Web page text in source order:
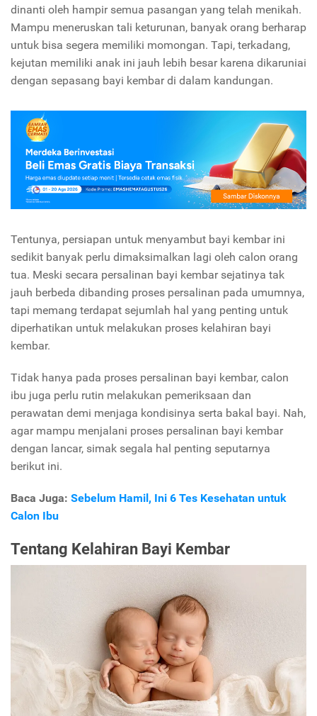
dinanti oleh hampir semua pasangan yang telah menikah.
Mampu meneruskan tali keturunan, banyak orang berharap
untuk bisa segera memiliki momongan. Tapi, terkadang,
kejutan memiliki anak ini jauh lebih besar karena dikaruniai
dengan sepasang bayi kembar di dalam kandungan.
Tentunya, persiapan untuk menyambut bayi kembar ini
sedikit banyak perlu dimaksimalkan lagi oleh calon orang
tua. Meski secara persalinan bayi kembar sejatinya tak
jauh berbeda dibanding proses persalinan pada umumnya,
tapi memang terdapat sejumlah hal yang penting untuk
diperhatikan untuk melakukan proses kelahiran bayi
kembar.
Tidak hanya pada proses persalinan bayi kembar, calon
ibu juga perlu rutin melakukan pemeriksaan dan
perawatan demi menjaga kondisinya serta bakal bayi. Nah,
agar mampu menjalani proses persalinan bayi kembar
dengan lancar, simak segala hal penting seputarnya
berikut ini.
Baca Juga: Sebelum Hamil, Ini 6 Tes Kesehatan untuk
Calon Ibu
Tentang Kelahiran Bayi Kembar